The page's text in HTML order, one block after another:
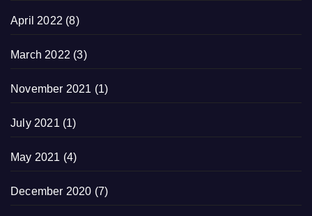
April 2022 (8)
March 2022 (3)
November 2021 (1)
July 2021 (1)
May 2021 (4)
December 2020 (7)